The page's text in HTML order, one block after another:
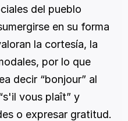
del pueblo
en su forma
la cortesía, la
por lo que
decir “bonjour” al
vous plaît” y
o expresar gratitud.